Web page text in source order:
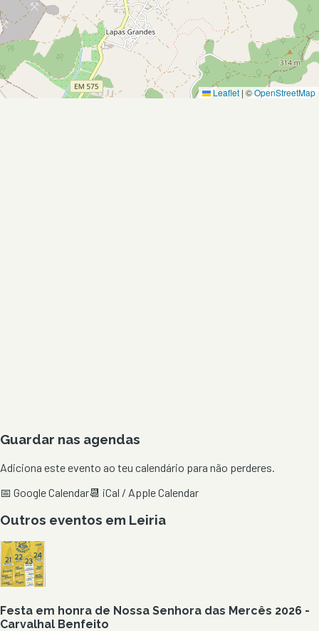
Leaflet | ©OpenStreetMap
Guardar nas agendas
Adiciona este evento ao teu calendário para não perderes.
📅 Google Calendar📆 iCal / Apple Calendar
Outros eventos em Leiria
Festa em honra de Nossa Senhora das Mercês 2026 -
Carvalhal Benfeito